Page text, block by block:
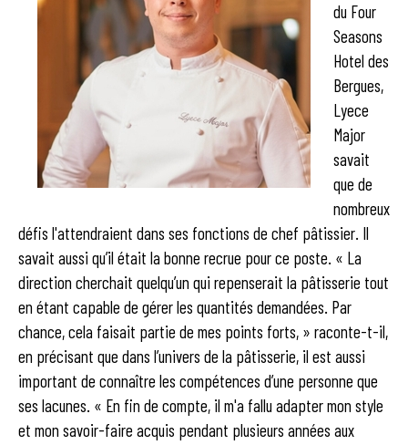
du Four
Seasons
Hotel des
Bergues,
Lyece
Major
savait
que de
nombreux
défis l'attendraient dans ses fonctions de chef pâtissier. Il
savait aussi qu’il était la bonne recrue pour ce poste. « La
direction cherchait quelqu’un qui repenserait la pâtisserie tout
en étant capable de gérer les quantités demandées. Par
chance, cela faisait partie de mes points forts, » raconte-t-il,
en précisant que dans l’univers de la pâtisserie, il est aussi
important de connaître les compétences d’une personne que
ses lacunes. « En fin de compte, il m'a fallu adapter mon style
et mon savoir-faire acquis pendant plusieurs années aux